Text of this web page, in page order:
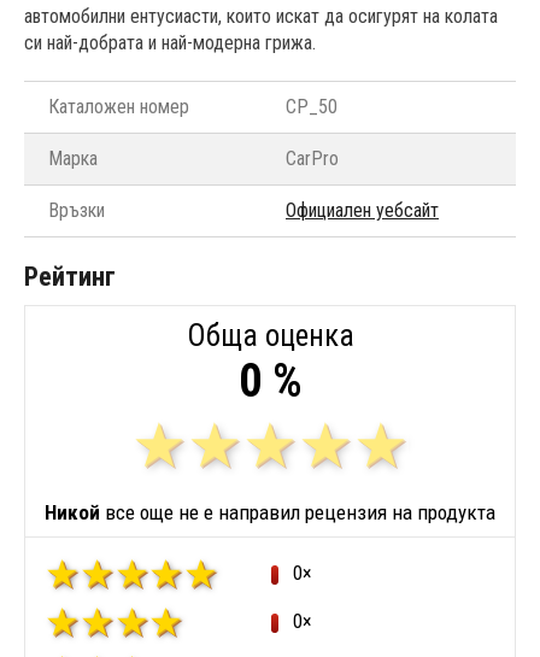
автомобилни ентусиасти, които искат да осигурят на колата
си най-добрата и най-модерна грижа.
Каталожен номер CP_50
Марка CarPro
Връзки Официален уебсайт
Рейтинг
Обща оценка
0 %
Никой все още не е направил рецензия на продукта
0×
0×